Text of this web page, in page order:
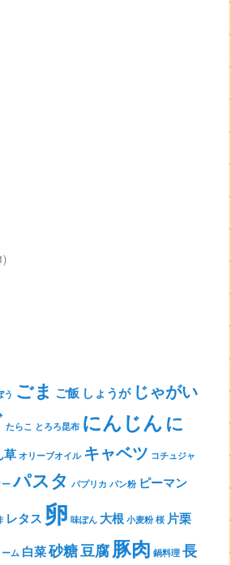
う ごま ご飯 しょうが じゃがい
たらこ とろろ昆布 にんじんに
草 オリーブオイル キャベツ コチュジャ
パスタ パプリカ パン粉 ピーマン
レタス 卵 味ぽん 大根 小麦粉 桜 片栗
ム 白菜砂糖豆腐豚肉 鍋料理 長